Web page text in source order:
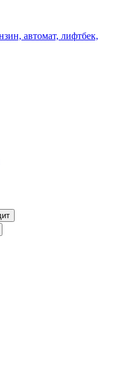
автомат, лифтбек,